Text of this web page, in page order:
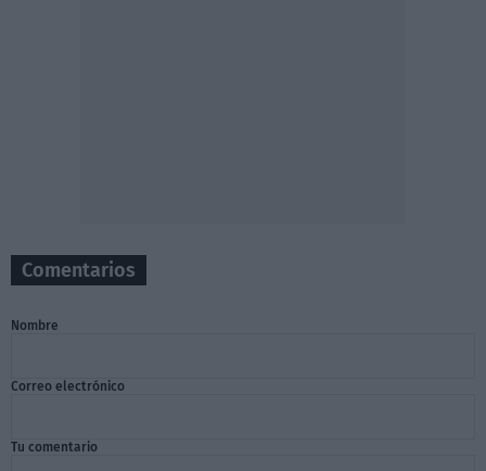
Comentarios
Nombre
Correo electrónico
Tu comentario